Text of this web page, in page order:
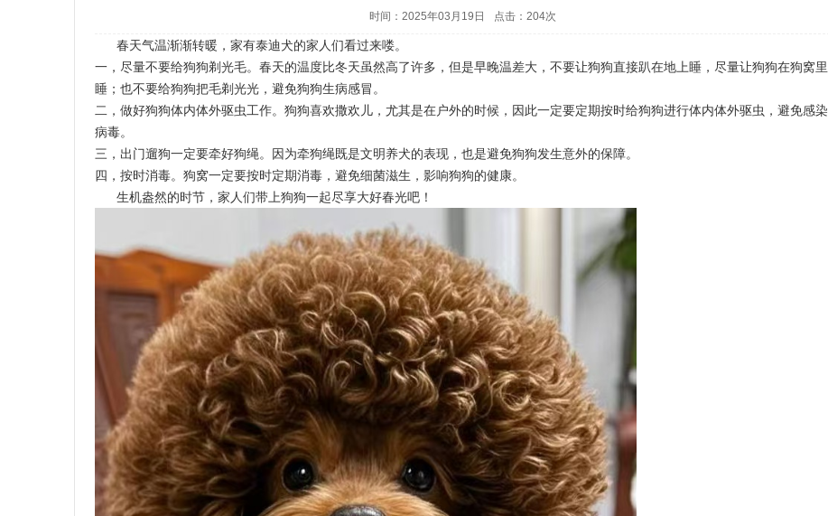
时间：2025年03月19日 点击： 204次
春天气温渐渐转暖，家有泰迪犬的家人们看过来喽。
一，尽量不要给狗狗剃光毛。春天的温度比冬天虽然高了许多，但是早晚温差大，不要让狗狗直接趴在地上睡，尽量让狗狗在狗窝里
睡；也不要给狗狗把毛剃光光，避免狗狗生病感冒。
二，做好狗狗体内体外驱虫工作。狗狗喜欢撒欢儿，尤其是在户外的时候，因此一定要定期按时给狗狗进行体内体外驱虫，避免感染
病毒。
三，出门遛狗一定要牵好狗绳。因为牵狗绳既是文明养犬的表现，也是避免狗狗发生意外的保障。
四，按时消毒。狗窝一定要按时定期消毒，避免细菌滋生，影响狗狗的健康。
生机盎然的时节，家人们带上狗狗一起尽享大好春光吧！